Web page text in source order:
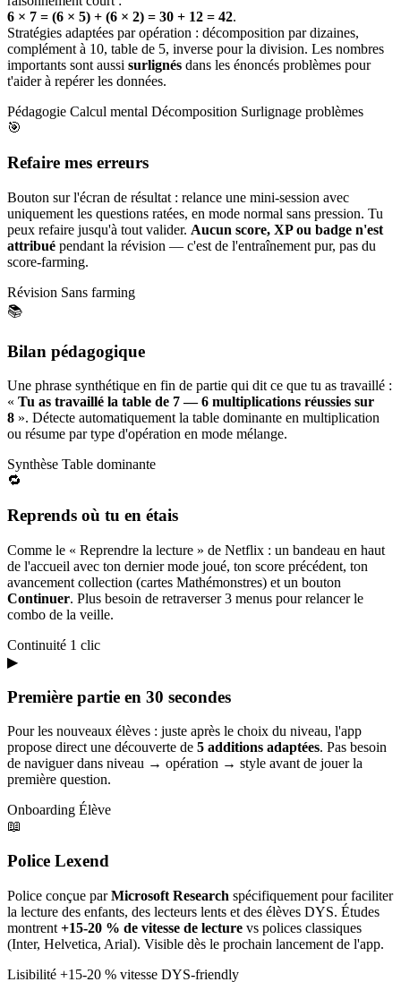
6 × 7 = (6 × 5) + (6 × 2) = 30 + 12 = 42.
Stratégies adaptées par opération : décomposition par dizaines,
complément à 10, table de 5, inverse pour la division. Les nombres
importants sont aussi surlignés dans les énoncés problèmes pour
t'aider à repérer les données.
Pédagogie Calcul mental Décomposition Surlignage problèmes
🎯
Refaire mes erreurs
Bouton sur l'écran de résultat : relance une mini-session avec
uniquement les questions ratées, en mode normal sans pression. Tu
peux refaire jusqu'à tout valider. Aucun score, XP ou badge n'est
attribué pendant la révision — c'est de l'entraînement pur, pas du
score-farming.
Révision Sans farming
📚
Bilan pédagogique
Une phrase synthétique en fin de partie qui dit ce que tu as travaillé :
« Tu as travaillé la table de 7 — 6 multiplications réussies sur
8 ». Détecte automatiquement la table dominante en multiplication
ou résume par type d'opération en mode mélange.
Synthèse Table dominante
🔁
Reprends où tu en étais
Comme le « Reprendre la lecture » de Netflix : un bandeau en haut
de l'accueil avec ton dernier mode joué, ton score précédent, ton
avancement collection (cartes Mathémonstres) et un bouton
Continuer. Plus besoin de retraverser 3 menus pour relancer le
combo de la veille.
Continuité 1 clic
▶
Première partie en 30 secondes
Pour les nouveaux élèves : juste après le choix du niveau, l'app
propose direct une découverte de 5 additions adaptées. Pas besoin
de naviguer dans niveau → opération → style avant de jouer la
première question.
Onboarding Élève
📖
Police Lexend
Police conçue parMicrosoft Research spécifiquement pour faciliter
la lecture des enfants, des lecteurs lents et des élèves DYS. Études
montrent +15-20 % de vitesse de lecture vs polices classiques
(Inter, Helvetica, Arial). Visible dès le prochain lancement de l'app.
Lisibilité +15-20 % vitesse DYS-friendly